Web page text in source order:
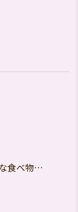
食べ物…